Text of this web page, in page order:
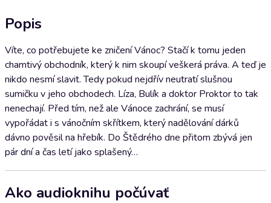
Popis
Víte, co potřebujete ke zničení Vánoc? Stačí k tomu jeden
chamtivý obchodník, který k nim skoupí veškerá práva. A teď je
nikdo nesmí slavit. Tedy pokud nejdřív neutratí slušnou
sumičku v jeho obchodech. Líza, Bulík a doktor Proktor to tak
nenechají. Před tím, než ale Vánoce zachrání, se musí
vypořádat i s vánočním skřítkem, který nadělování dárků
dávno pověsil na hřebík. Do Štědrého dne přitom zbývá jen
pár dní a čas letí jako splašený…
Ako audioknihu počúvať